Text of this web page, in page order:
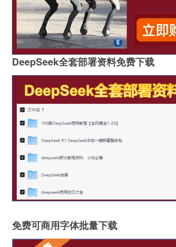
DeepSeek全套部署资料免费下载
免费可商用字体批量下载